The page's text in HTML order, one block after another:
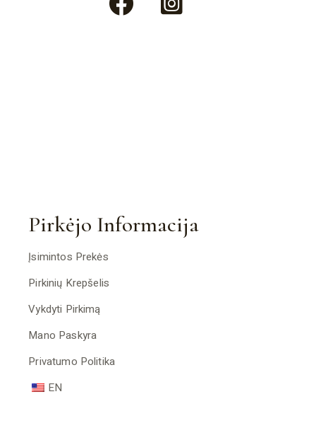
Pirkėjo Informacija
Įsimintos Prekės
Pirkinių Krepšelis
Vykdyti Pirkimą
Mano Paskyra
Privatumo Politika
EN